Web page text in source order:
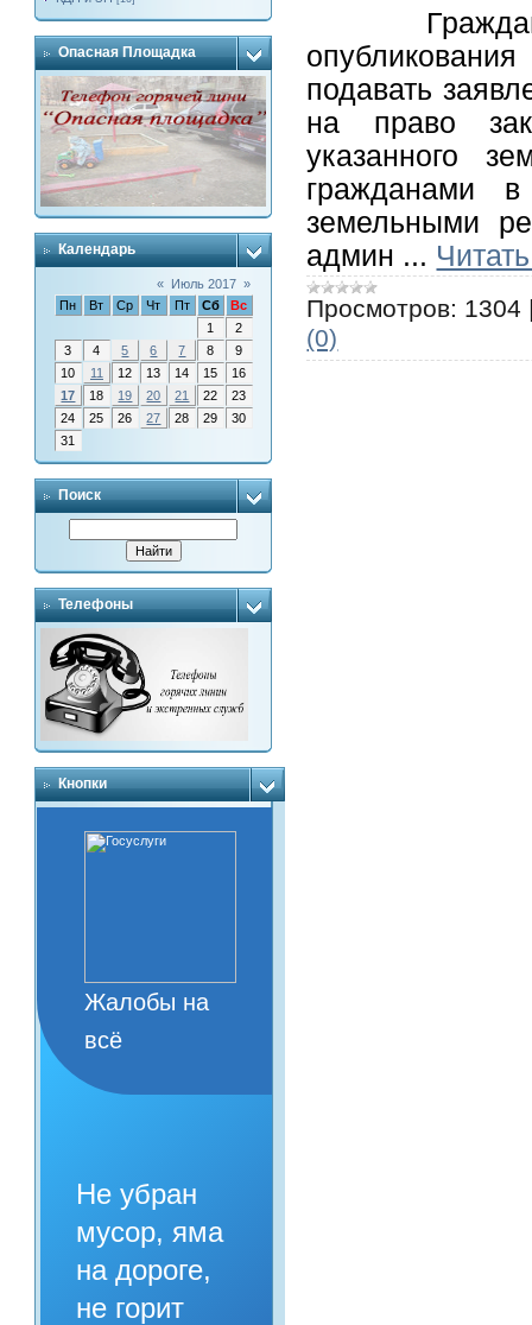
Опасная Площадка
Календарь
« Июль 2017 »
Пн
Вт Ср Чт Пт Сб
Вс
1
2
3
4 5 6 7 8
9
10
11 12 13 14 15
16
17
18 19 20 21 22
23
24
25 26 27 28 29
30
31
Поиск
Телефоны
Кнопки
Жалобы на
всё
Не убран
мусор, яма
на дороге,
не горит
Граждане
подавать
на право
указанного
земельными
админ ...
Просмотров: 1304
(0)